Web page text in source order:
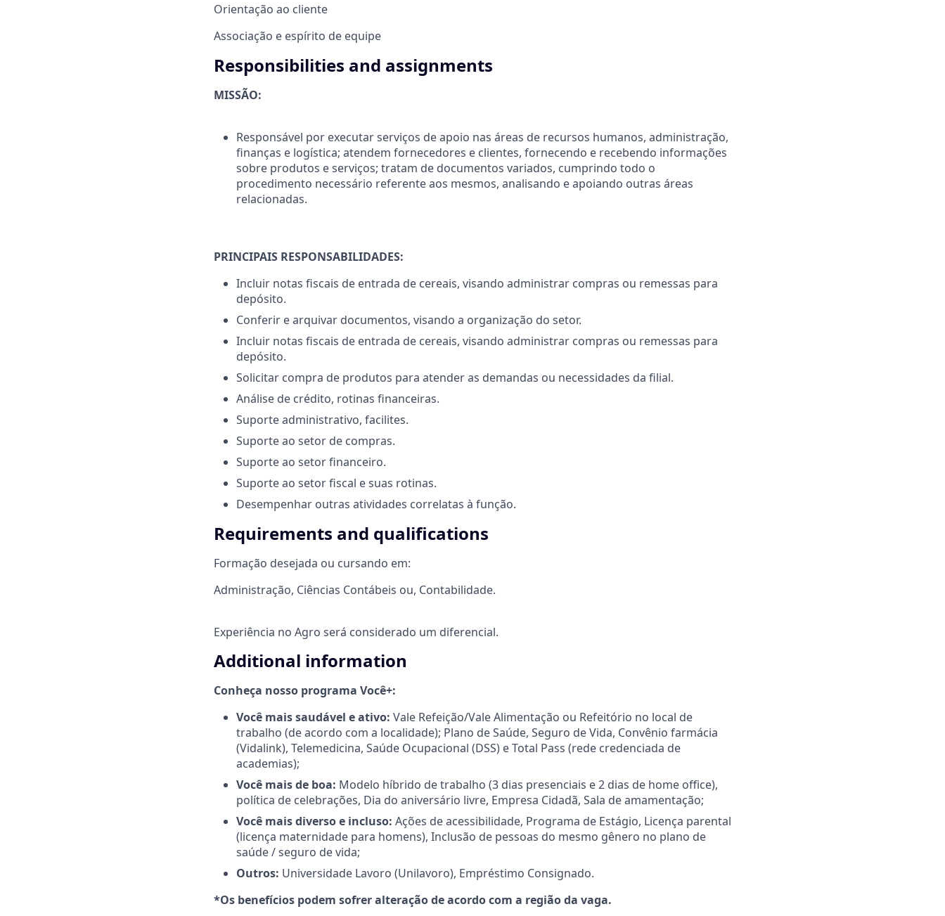
Orientação ao cliente
Associação e espírito de equipe
Responsibilities and assignments
MISSÃO:
Responsável por executar serviços de apoio nas áreas de recursos humanos, administração,
finanças e logística; atendem fornecedores e clientes, fornecendo e recebendo informações
sobre produtos e serviços; tratam de documentos variados, cumprindo todo o
procedimento necessário referente aos mesmos, analisando e apoiando outras áreas
relacionadas.
PRINCIPAIS RESPONSABILIDADES:
Incluir notas fiscais de entrada de cereais, visando administrar compras ou remessas para
depósito.
Conferir e arquivar documentos, visando a organização do setor.
Incluir notas fiscais de entrada de cereais, visando administrar compras ou remessas para
depósito.
Solicitar compra de produtos para atender as demandas ou necessidades da filial.
Análise de crédito, rotinas financeiras.
Suporte administrativo, facilites.
Suporte ao setor de compras.
Suporte ao setor financeiro.
Suporte ao setor fiscal e suas rotinas.
Desempenhar outras atividades correlatas à função.
Requirements and qualifications
Formação desejada ou cursando em:
Administração, Ciências Contábeis ou, Contabilidade.
Experiência no Agro será considerado um diferencial.
Additional information
Conheça nosso programa Você+:
Você mais saudável e ativo: Vale Refeição/Vale Alimentação ou Refeitório no local de
trabalho (de acordo com a localidade); Plano de Saúde, Seguro de Vida, Convênio farmácia
(Vidalink), Telemedicina, Saúde Ocupacional (DSS) e Total Pass (rede credenciada de
academias);
Você mais de boa: Modelo híbrido de trabalho (3 dias presenciais e 2 dias de home office),
política de celebrações, Dia do aniversário livre, Empresa Cidadã, Sala de amamentação;
Você mais diverso e incluso: Ações de acessibilidade, Programa de Estágio, Licença parental
(licença maternidade para homens), Inclusão de pessoas do mesmo gênero no plano de
saúde / seguro de vida;
Outros: Universidade Lavoro (Unilavoro), Empréstimo Consignado.
*Os benefícios podem sofrer alteração de acordo com a região da vaga.